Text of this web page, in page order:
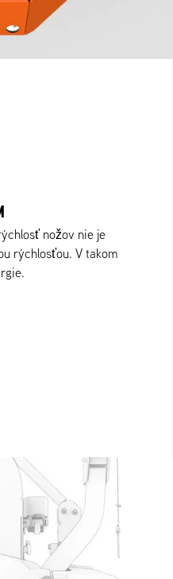
nožov nie je
rýchlosťou. V takom